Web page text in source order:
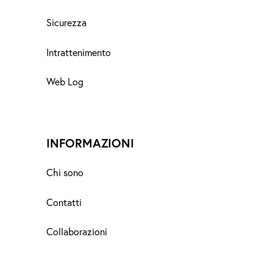
Sicurezza
Intrattenimento
Web Log
INFORMAZIONI
Chi sono
Contatti
Collaborazioni